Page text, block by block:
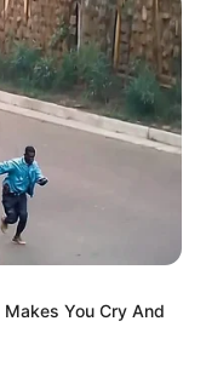
év
elégedettség
Hét év
szerencsét”
You Cry And